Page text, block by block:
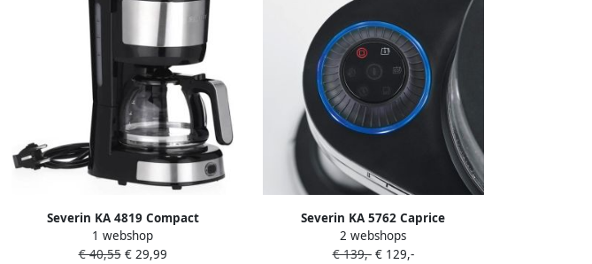
Severin KA 4819 Compact
Filterkoffiezetapparaat – 4 Kopjes –
Permanent Filter – Glazen Kan – 0 56
1 webshop
€ 40,55€ 29,99
Severin KA 5762 Caprice
Filterkoffiezetapparaat – Pour Over
Smaak – Thermotronic 92–96°C – Timer
2 webshops
€ 139,-€ 129,-